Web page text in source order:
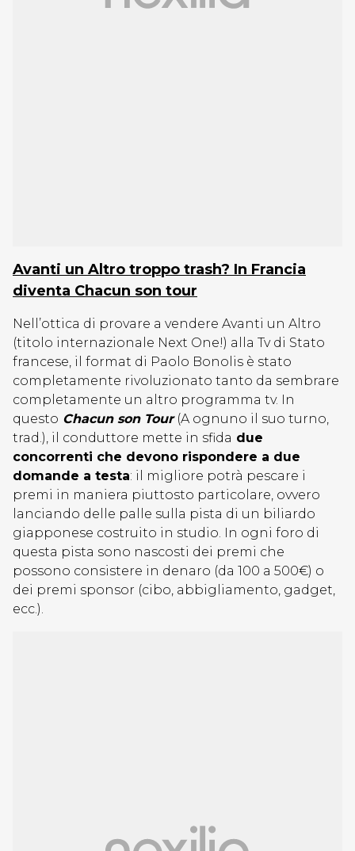
Avanti un Altro troppo trash? In Francia
diventa Chacun son tour
Nell’ottica di provare a vendere Avanti un Altro
(titolo internazionale Next One!) alla Tv di Stato
francese, il format di Paolo Bonolis è stato
completamente rivoluzionato tanto da sembrare
completamente un altro programma tv. In
questo Chacun son Tour(A ognuno il suo turno,
trad.), il conduttore mette in sfida due
concorrenti che devono rispondere a due
domande a testa: il migliore potrà pescare i
premi in maniera piuttosto particolare, ovvero
lanciando delle palle sulla pista di un biliardo
giapponese costruito in studio. In ogni foro di
questa pista sono nascosti dei premi che
possono consistere in denaro (da 100 a 500€) o
dei premi sponsor (cibo, abbigliamento, gadget,
ecc.).